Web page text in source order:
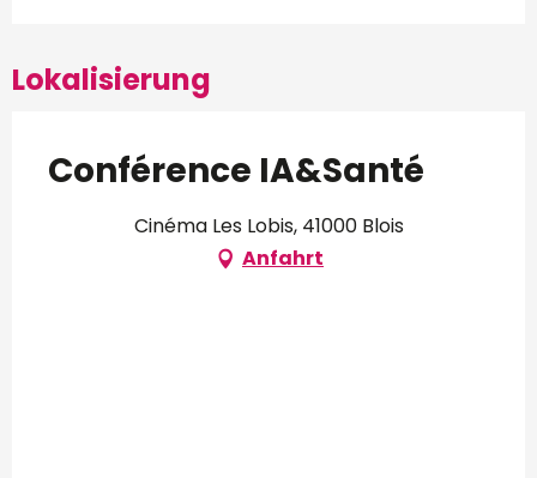
Lokalisierung
Conférence IA&Santé
Cinéma Les Lobis, 41000 Blois
Anfahrt